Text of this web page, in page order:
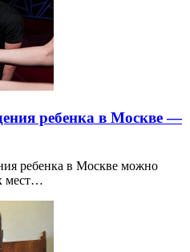
ребенка в Москве —
ребенка в Москве можно
мест…